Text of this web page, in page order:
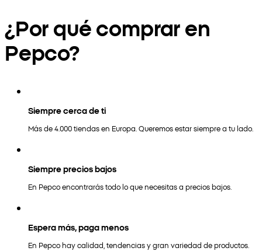
¿Por qué comprar en
Pepco?
Siempre cerca de ti
Más de 4.000 tiendas en Europa. Queremos estar siempre a tu lado.
Siempre precios bajos
En Pepco encontrarás todo lo que necesitas a precios bajos.
Espera más, paga menos
En Pepco hay calidad, tendencias y gran variedad de productos.